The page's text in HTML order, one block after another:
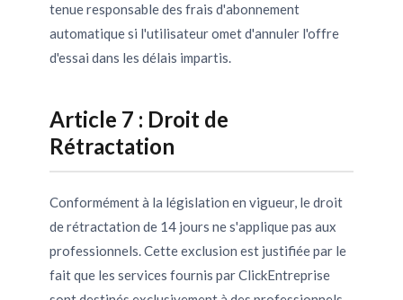
tenue responsable des frais d'abonnement
automatique si l'utilisateur omet d'annuler l'offre
d'essai dans les délais impartis.
Article 7 : Droit de
Rétractation
Conformément à la législation en vigueur, le droit
de rétractation de 14 jours ne s'applique pas aux
professionnels. Cette exclusion est justifiée par le
fait que les services fournis par ClickEntreprise